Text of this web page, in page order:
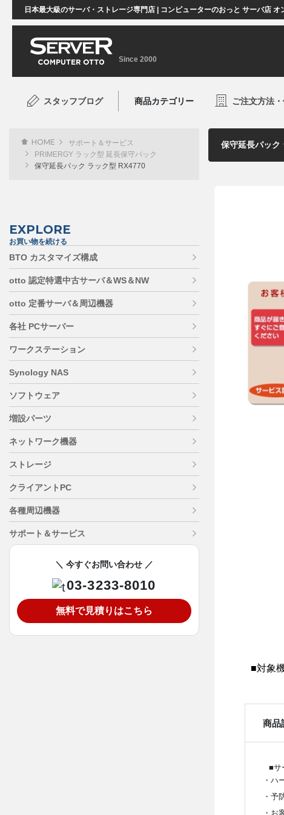
日本最大級のサーバ・ストレージ専門店 | コンピューターのおっと サーバ店 オ
Since 2000
スタッフブログ 商品カテゴリー ご注文方法
■対象
商品
■サ
・ハ
・予
・お
HOME
サポート＆サービス
PRIMERGY ラック型 延長保守パック
保守延長パック ラック型 RX4770
EXPLORE
お買い物を続ける
BTO カスタマイズ構成
otto 認定特選中古サーバ＆WS＆NW
otto 定番サーバ＆周辺機器
各社 PCサーバー
ワークステーション
Synology NAS
ソフトウェア
増設パーツ
ネットワーク機器
ストレージ
クライアントPC
各種周辺機器
サポート＆サービス
＼ 今すぐお問い合わせ ／
03-3233-8010
無料で見積りはこちら